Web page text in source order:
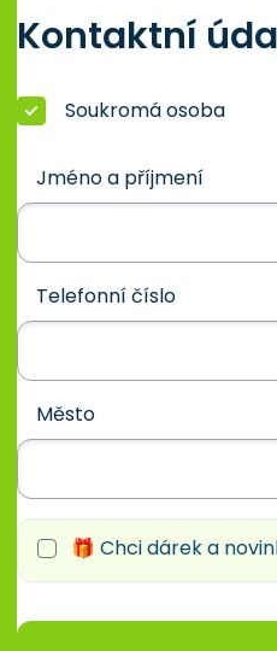
Kontaktní
Soukromá osoba
Jméno a příjmení
Telefonní číslo
Město
🎁 Chci dárek a